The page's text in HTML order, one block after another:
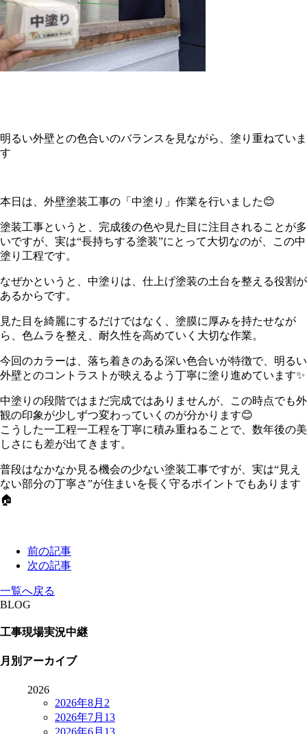
明るい外壁との色合いのバランスを見ながら、塗り重ねていま
す
本日は、外壁塗装工事の「中塗り」作業を行いました😊
塗装工事というと、完成後の色や見た目に注目されることが多
いですが、実は“長持ちする塗装”にとって大切なのが、この中
塗り工程です。
なぜかというと、中塗りは、仕上げ塗装の土台を整える役割が
あるからです。
見た目を綺麗にするだけではなく、塗膜に厚みを持たせなが
ら、色ムラを整え、耐久性を高めていく大切な作業。
今回のカラーは、落ち着きのある深い色合いが特徴で、明るい
外壁とのコントラストが映えるよう丁寧に塗り進めています✨
中塗りの段階ではまだ完成ではありませんが、この時点でも外
観の印象が少しずつ変わっていくのが分かります😊
こうした一工程一工程を丁寧に積み重ねることで、数年後の美
しさにも差が出てきます。
普段はなかなか見る機会の少ない塗装工事ですが、実は“見え
ない部分の丁寧さ”が住まいを長く守るポイントでもあります
🏠
前の記事
次の記事
一覧へ戻る
BLOG
工事現場実況中継
月別アーカイブ
2026
2026年8月 2
2026年7月 13
2026年6月 13